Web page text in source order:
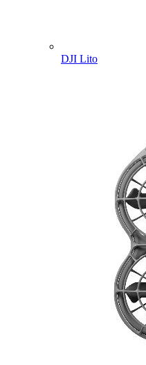
DJI Lito